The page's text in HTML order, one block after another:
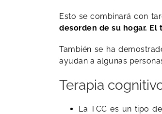
Esto se combinará con
desorden de su hogar. El
También se ha
ayudan a algunas
Terapia
​La TCC es un tipo